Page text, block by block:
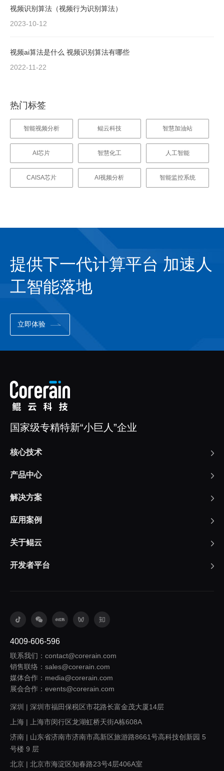
视频识别算法（视频行为识别算法）
2023-10-12
视频ai算法是什么 视频识别算法有哪些
2022-11-22
热门标签
智能视频分析 鲲云科技 智慧加油站
AI芯片 智慧化工 人工智能
CAISA芯片 AI视频分析 智能监控系统
提供下一代计算平台 加速人
工智能落地
立即体验
国家级专精特新“小巨人”企业
核心技术
产品中心
解决方案
应用案例
关于鲲云
开发者平台
4009-606-596
联系我们：contact@corerain.com
销售联络：sales@corerain.com
媒体合作：media@corerain.com
展会合作：events@corerain.com
深圳 | 深圳市福田保税区市花路长富金茂大厦14层
上海 | 上海市闵行区龙湖虹桥天街A栋608A
济南 | 山东省济南市济南市高新区旅游路8661号高科技创新园 5
号楼 9 层
北京 | 北京市海淀区知春路23号4层406A室